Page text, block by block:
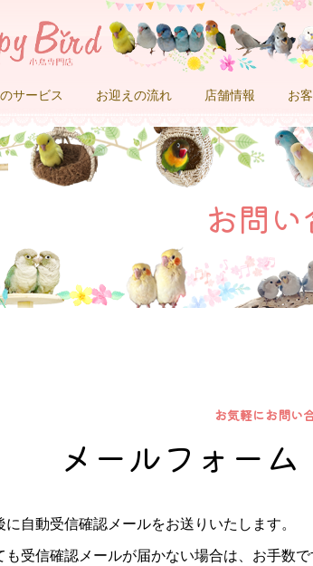
サービス お迎えの流れ 店舗情報 お
お問
お気軽にお問い
メールフォーム
自動受信確認メールをお送りいたします。
受信確認メールが届かない場合は、お手数